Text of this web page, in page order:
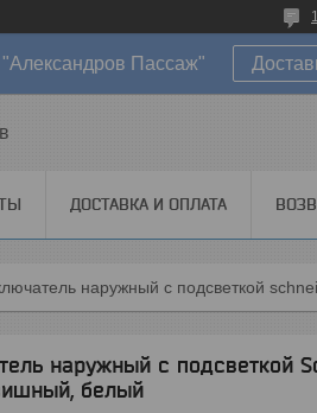
Пассаж"
ДОСТАВКА И ОПЛАТА
наружный с подсветкой
наружный с подсветкой
белый